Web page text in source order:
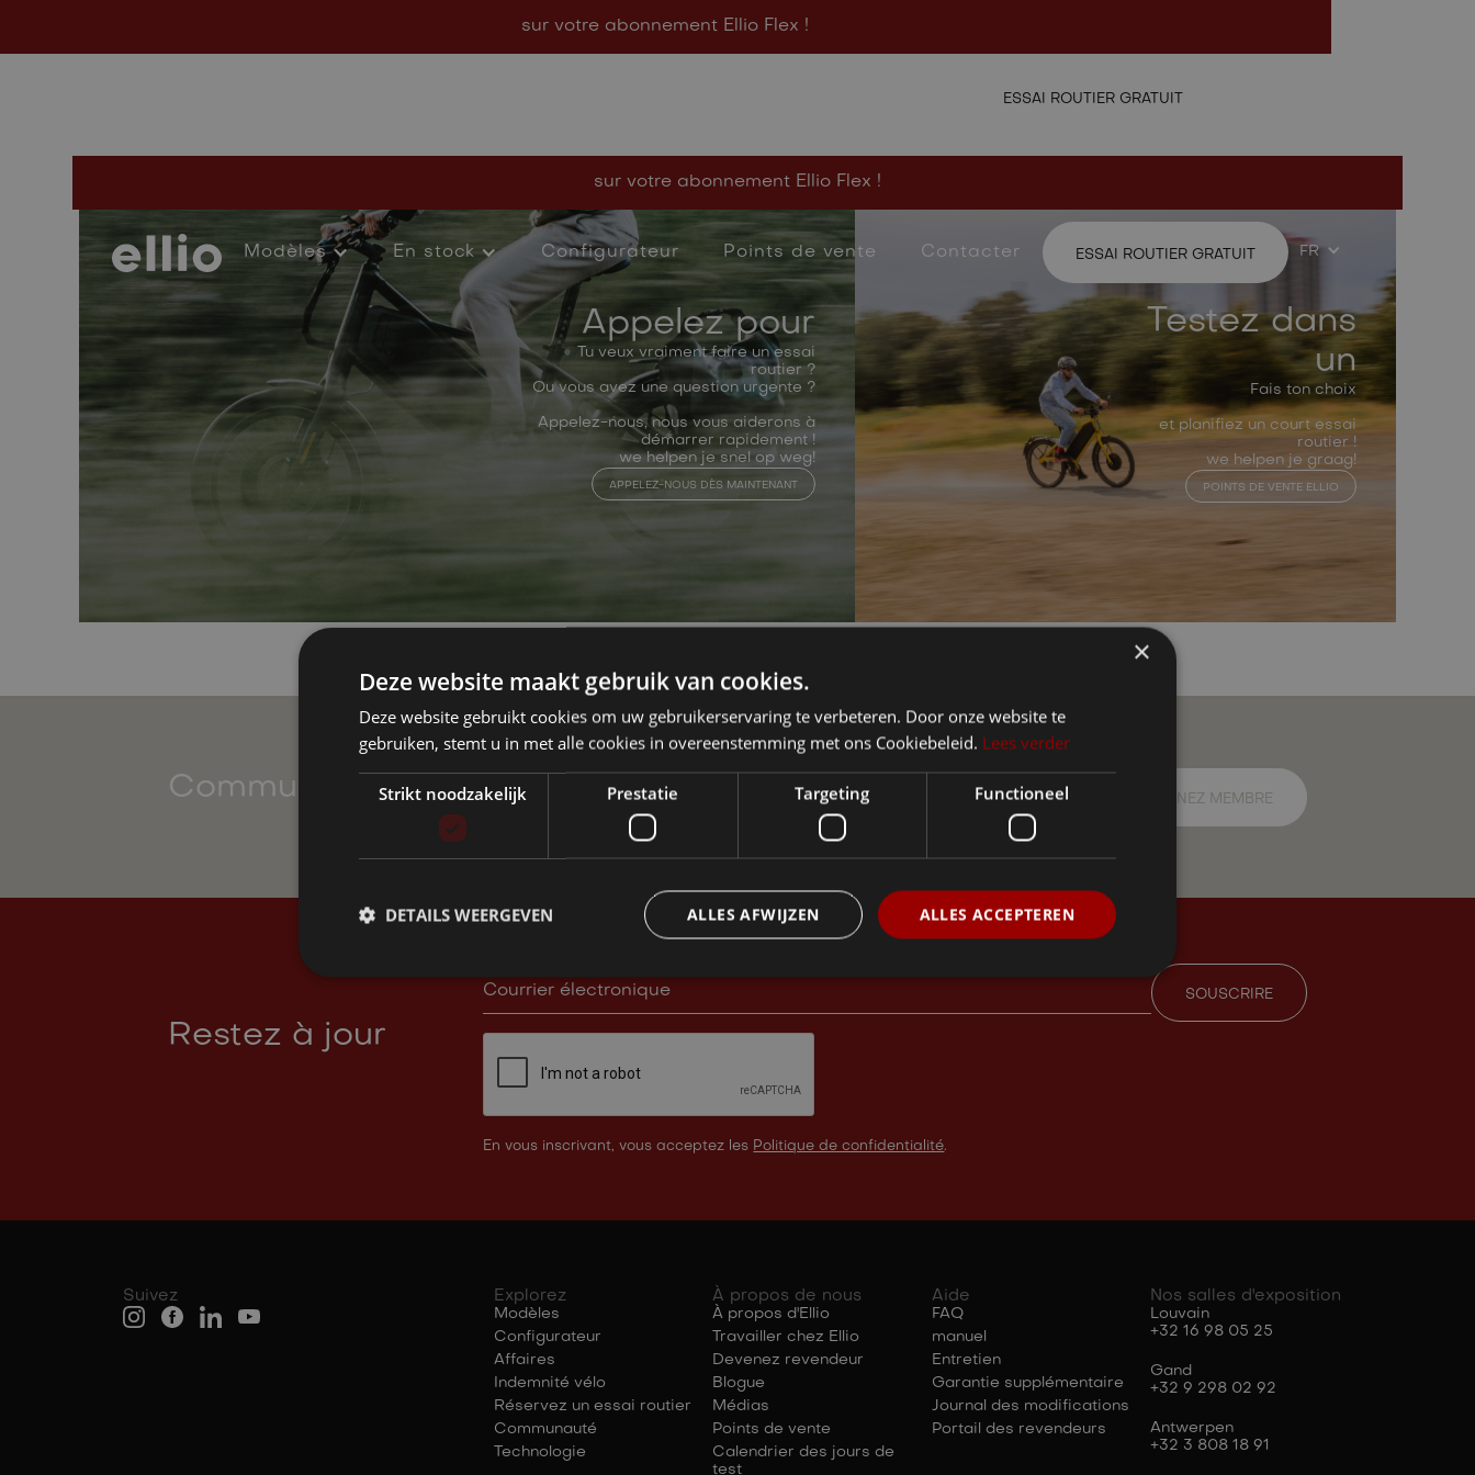
sur votre abonnement Ellio Flex !
ESSAI ROUTIER GRATUIT
Appelez pour
Tu veux vraiment faire un essai
routier ?
Ou vous avez une question urgente ?
Appelez-nous, nous vous aiderons à
démarrer rapidement !
we helpen je snel op weg!
APPELEZ-NOUS DÈS MAINTENANT
Testez dans
un
Fais ton choix
et planifiez un court essai
routier !
we helpen je graag!
POINTS DE VENTE ELLIO
sur votre abonnement Ellio Flex !
Modèles En stock Configurateur Points de vente Contacter ESSAI ROUTIER GRATUIT FR
Communauté Ellio
Rejoignez la communauté Ellio sur les réseaux sociaux ! Un groupe
indépendant d'utilisateurs d'Ellio en Flandre et aux Pays-Bas. Nous nous
entraidons avec des questions et des réponses, partageons des nouvelles, des
conseils et des expériences.
DEVENEZ MEMBRE
Restez à jour
En vous inscrivant, vous acceptez les Politique de confidentialité.
Suivez Explorez
Modèles
Configurateur
Affaires
Indemnité vélo
Réservez un essai routier
Communauté
Technologie
À propos de nous
À propos d'Ellio
Travailler chez Ellio
Devenez revendeur
Blogue
Médias
Points de vente
Calendrier des jours de
test
Aide
FAQ
manuel
Entretien
Garantie supplémentaire
Journal des modifications
Portail des revendeurs
Nos salles d'exposition
Louvain
+32 16 98 05 25
Gand
+32 9 298 02 92
Antwerpen
+32 3 808 18 91
×
Deze website maakt gebruik van cookies.
Deze website gebruikt cookies om uw gebruikerservaring te verbeteren. Door onze website te
gebruiken, stemt u in met alle cookies in overeenstemming met ons Cookiebeleid. Lees verder
Strikt noodzakelijk Prestatie Targeting Functioneel
ALLES ACCEPTEREN
ALLES AFWIJZEN
DETAILS WEERGEVEN